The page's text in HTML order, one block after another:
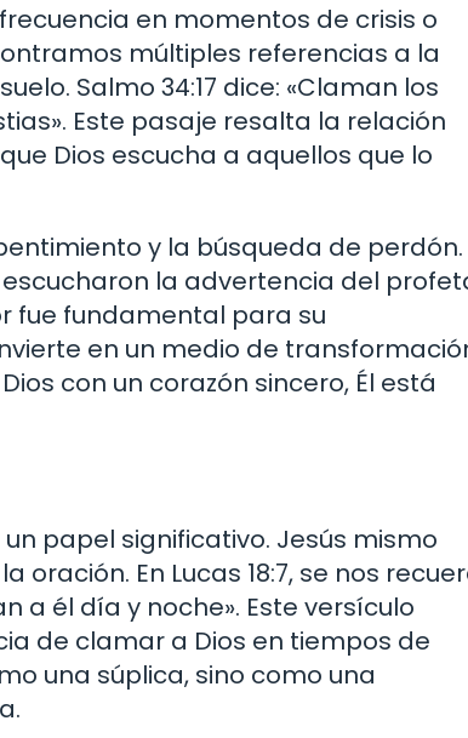
en momentos de crisis o
múltiples referencias a la
Salmo 34:17 dice: «Claman los
Este pasaje resalta la relación
Dios escucha a aquellos que lo
y la búsqueda de perdón.
la advertencia del
fue fundamental para su
en un medio de
con un corazón sincero, Él está
papel significativo. Jesús mismo
En Lucas 18:7, se nos
a él día y noche». Este versículo
de clamar a Dios en tiempos de
una súplica, sino como una